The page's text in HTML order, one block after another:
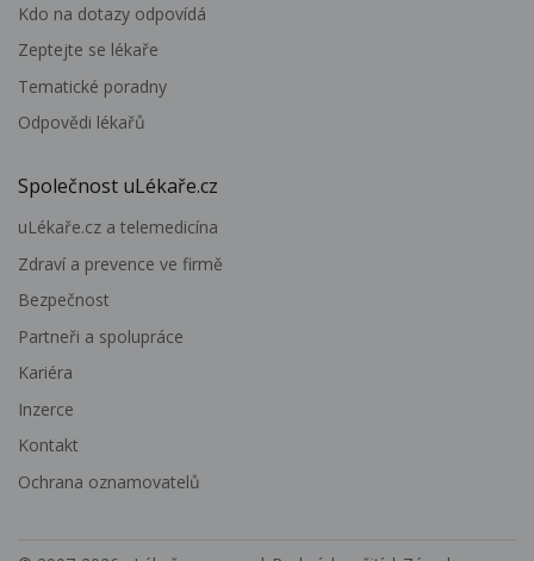
Kdo na dotazy odpovídá
Zeptejte se lékaře
Tematické poradny
Odpovědi lékařů
Společnost uLékaře.cz
uLékaře.cz a telemedicína
Zdraví a prevence ve firmě
Bezpečnost
Partneři a spolupráce
Kariéra
Inzerce
Kontakt
Ochrana oznamovatelů